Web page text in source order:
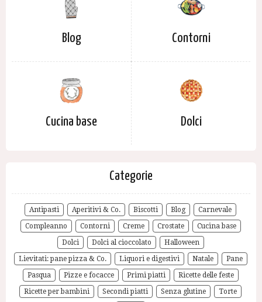
Blog Contorni
Cucina base Dolci
Categorie
Antipasti Aperitivi & Co. Biscotti Blog
Carnevale
Compleanno
Contorni Creme Crostate
Cucina base
Dolci
Dolci al cioccolato
Halloween
Lievitati: pane pizza & Co.
Liquori e digestivi Natale
Pane
Pasqua
Pizze e focacce Primi piatti
Ricette delle feste
Ricette per bambini
Secondi piatti Senza glutine Torte